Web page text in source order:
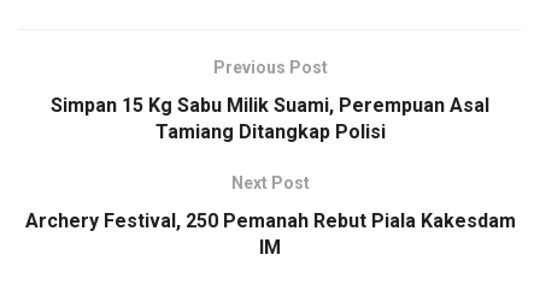
Previous Post
Simpan 15 Kg Sabu Milik Suami, Perempuan Asal
Tamiang Ditangkap Polisi
Next Post
Archery Festival, 250 Pemanah Rebut Piala Kakesdam
IM